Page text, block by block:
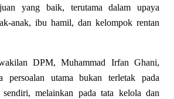
yang baik, terutama dalam upaya
anak, ibu hamil, dan kelompok rentan
DPM, Muhammad Irfan Ghani,
persoalan utama bukan terletak pada
melainkan pada tata kelola dan